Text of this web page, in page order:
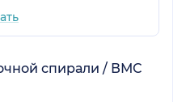
спирали / ВМС